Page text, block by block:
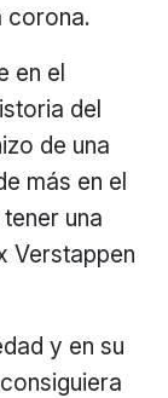
corona.
en el
del
de una
más en el
una
Verstappen
y en su